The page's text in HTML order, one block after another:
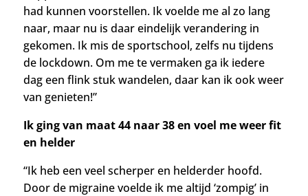
had kunnen voorstellen. Ik voelde me al zo lang
naar, maar nu is daar eindelijk verandering in
gekomen. Ik mis de sportschool, zelfs nu tijdens
de lockdown. Om me te vermaken ga ik iedere
dag een flink stuk wandelen, daar kan ik ook weer
van genieten!”
Ik ging van maat 44 naar 38 en voel me weer fit
en helder
“Ik heb een veel scherper en helderder hoofd.
Door de migraine voelde ik me altijd ‘zompig’ in